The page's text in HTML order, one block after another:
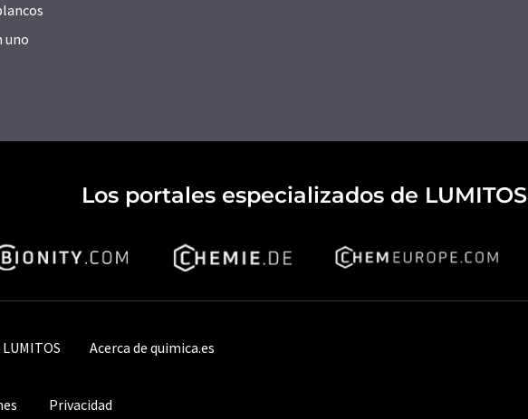
uno
Los portales especializados de LUMITOS
Acerca de quimica.es
Privacidad